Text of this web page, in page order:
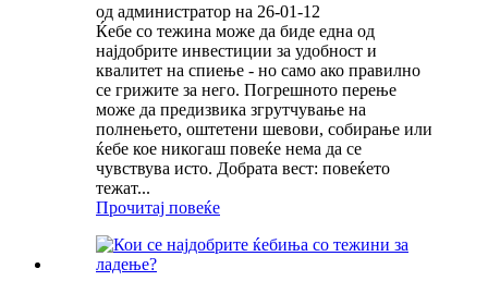
од администратор на 26-01-12
Ќебе со тежина може да биде една од
најдобрите инвестиции за удобност и
квалитет на спиење - но само ако правилно
се грижите за него. Погрешното перење
може да предизвика згрутчување на
полнењето, оштетени шевови, собирање или
ќебе кое никогаш повеќе нема да се
чувствува исто. Добрата вест: повеќето
тежат...
Прочитај повеќе